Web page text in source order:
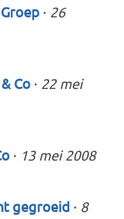
· 26
Co · 22 mei
· 13 mei 2008
gegroeid · 8